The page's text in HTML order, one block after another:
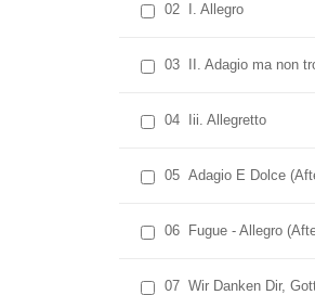
02 I. Allegro
03 II. Adagio ma non
04 Iii. Allegretto
05 Adagio E Dolce
06 Fugue - Allegro
07 Wir Danken Dir,